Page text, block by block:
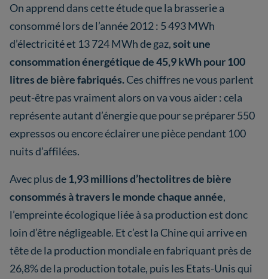
On apprend dans cette étude que la brasserie a
consommé lors de l’année 2012 : 5 493 MWh
d’électricité et 13 724 MWh de gaz,soit une
consommation énergétique de 45,9 kWh pour 100
litres de bière fabriqués.Ces chiffres ne vous parlent
peut-être pas vraiment alors on va vous aider : cela
représente autant d’énergie que pour se préparer 550
expressos ou encore éclairer une pièce pendant 100
nuits d’affilées.
Avec plus de1,93 millions d’hectolitres de bière
consommés à travers le monde chaque année,
l’empreinte écologique liée à sa production est donc
loin d’être négligeable. Et c’est la Chine qui arrive en
tête de la production mondiale en fabriquant près de
26,8% de la production totale, puis les Etats-Unis qui